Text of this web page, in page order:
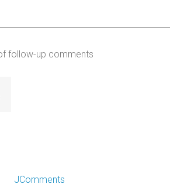
follow-up comments
JComments